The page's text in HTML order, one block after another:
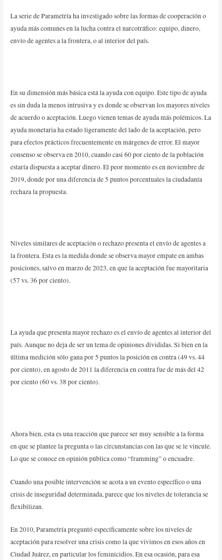
La serie de Parametría ha investigado sobre las formas de cooperación o
ayuda más comunes en la lucha contra el narcotráfico: equipo, dinero,
envío de agentes a la frontera, o al interior del país.
En su dimensión más básica está la ayuda con equipo. Este tipo de ayuda
es sin duda la menos intrusiva y es donde se observan los mayores niveles
de acuerdo o aceptación. Luego vienen temas de ayuda más polémicos. La
ayuda monetaria ha estado ligeramente del lado de la aceptación, pero
para efectos prácticos frecuentemente en márgenes de error. El mayor
consenso se observa en 2010, cuando casi 60 por ciento de la población
estaría dispuesta a aceptar dinero. El peor momento es en noviembre de
2019, donde por una diferencia de 5 puntos porcentuales la ciudadanía
rechaza la propuesta.
Niveles similares de aceptación o rechazo presenta el envío de agentes a
la frontera. Esta es la medida donde se observa mayor empate en ambas
posiciones, salvo en marzo de 2023, en que la aceptación fue mayoritaria
(57 vs. 36 por ciento).
La ayuda que presenta mayor rechazo es el envío de agentes al interior del
país. Aunque no deja de ser un tema de opiniones divididas. Si bien en la
última medición sólo gana por 5 puntos la posición en contra (49 vs. 44
por ciento), en agosto de 2011 la diferencia en contra fue de más del 42
por ciento (60 vs. 38 por ciento).
Ahora bien, esta es una reacción que parece ser muy sensible a la forma
en que se plantee la pregunta o las circunstancias con las que se le vincule.
Lo que se conoce en opinión pública como “framming” o encuadre.
Cuando una posible intervención se acota a un evento específico o una
crisis de inseguridad determinada, parece que los niveles de tolerancia se
flexibilizan.
En 2010, Parametría preguntó específicamente sobre los niveles de
aceptación para resolver una crisis como la que vivimos en esos años en
Ciudad Juárez, en particular los feminicidios. En esa ocasión, para esa